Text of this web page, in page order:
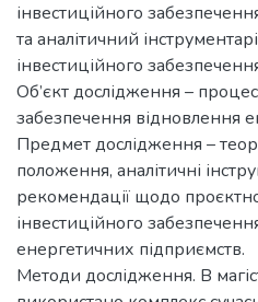
інвестиційного
та аналітичний
інвестиційного
Об’єкт дослідження –
забезпечення відновлення
Предмет дослідження –
положення, аналітичні
рекомендації щодо
інвестиційного
енергетичних підприємств.
Методи дослідження. В